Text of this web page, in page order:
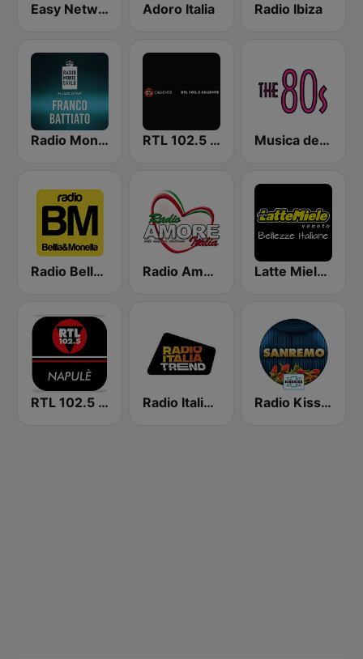
Easy Network Adoro Italia Radio Ibiza
Radio Monte Carlo Franco Battiato RTL 102.5 Caliente Musica degli anni '80
Radio Bella & Monella Radio Amore Italia Latte Miele Veneto
RTL 102.5 - Napulè Radio Italia Trend Radio Kiss Kiss Sanremo